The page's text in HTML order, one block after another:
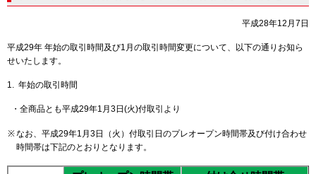
平成28年12月7日
平成29年 年始の取引時間及び1月の取引時間変更について、以下の通りお知ら
せいたします。
1. 年始の取引時間
・全商品とも平成29年1月3日(火)付取引より
※なお、平成29年1月3日（火）付取引日のプレオープン時間帯及び付け合わせ
時間帯は下記のとおりとなります。